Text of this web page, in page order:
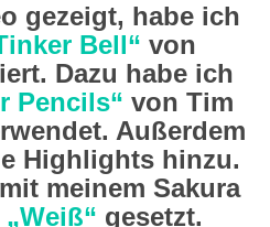
gezeigt, habe ich
Bell“ von
Dazu habe ich
Pencils“ von Tim
Außerdem
Highlights hinzu.
meinem Sakura
„Weiß“ gesetzt.